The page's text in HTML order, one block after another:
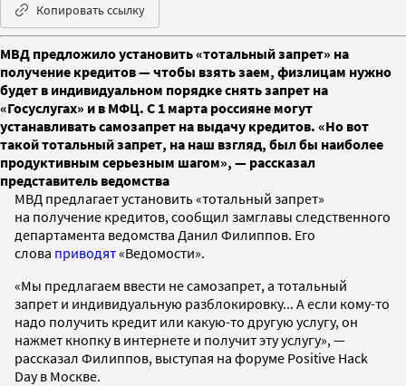
Копировать ссылку
МВД предложило установить «тотальный запрет» на
получение кредитов — чтобы взять заем, физлицам нужно
будет в индивидуальном порядке снять запрет на
«Госуслугах» и в МФЦ. С 1 марта россияне могут
устанавливать самозапрет на выдачу кредитов. «Но вот
такой тотальный запрет, на наш взгляд, был бы наиболее
продуктивным серьезным шагом», — рассказал
представитель ведомства
МВД предлагает установить «тотальный запрет»
на получение кредитов, сообщил замглавы следственного
департамента ведомства Данил Филиппов. Его
слова приводят«Ведомости».
«Мы предлагаем ввести не самозапрет, а тотальный
запрет и индивидуальную разблокировку... А если кому-то
надо получить кредит или какую-то другую услугу, он
нажмет кнопку в интернете и получит эту услугу», —
рассказал Филиппов, выступая на форуме Positive Hack
Day в Москве.